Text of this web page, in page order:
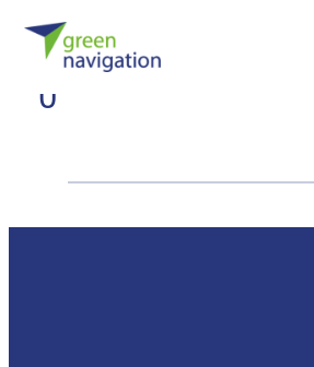
Zum
Inhalt
0